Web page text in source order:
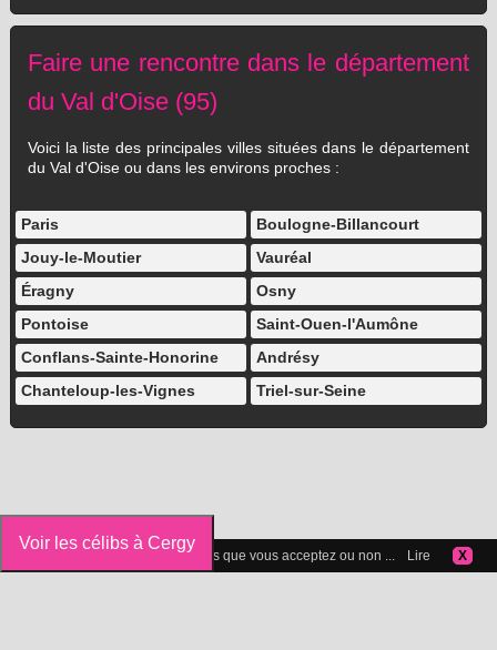
Faire une rencontre dans le département
du Val d'Oise (95)
Voici la liste des principales villes situées dans le département
du Val d'Oise ou dans les environs proches :
Paris
Boulogne-Billancourt
Jouy-le-Moutier
Vauréal
Éragny
Osny
Pontoise
Saint-Ouen-l'Aumône
Conflans-Sainte-Honorine
Andrésy
Chanteloup-les-Vignes
Triel-sur-Seine
Voir les célibs à Cergy
Vous pouvez gérer les cookies que vous acceptez ou non ... Lire X